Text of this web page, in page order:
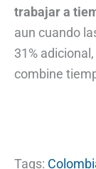
trabajar a
aun cuando
31%
combine
Tags: